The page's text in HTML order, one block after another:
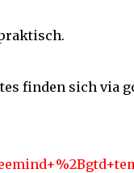
finden sich via